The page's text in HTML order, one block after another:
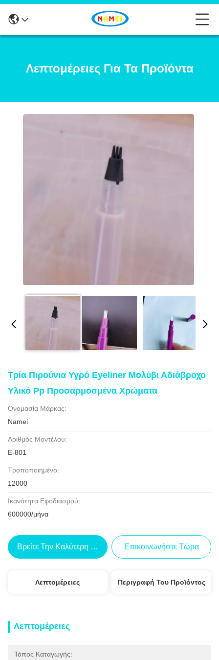
Λεπτομέρειες Για Τα Προϊόντα
Τρία Πιρούνια Υγρό Eyeliner Μολύβι Αδιάβροχο
Υλικό Pp Προσαρμοσμένα Χρώματα
Ονομασία Μάρκας:
Namei
Αριθμός Μοντέλου:
Ε-801
Τροποποιημένο:
12000
Ικανότητα Εφοδιασμού:
600000/μήνα
Βρείτε Την Καλύτερη Τιμή Επικοινωνήστε Τώρα
Λεπτομέρειες Περιγραφή Του Προϊόντος
Λεπτομέρειες
Τόπος Καταγωγής: